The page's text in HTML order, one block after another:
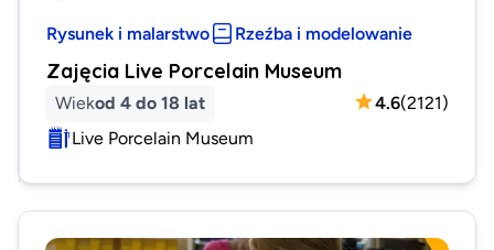
Rysunek i malarstwo Rzeźba i modelowanie
Zajęcia Live Porcelain Museum
Wiekod 4 do 18 lat 4.6(2121)
Live Porcelain Museum